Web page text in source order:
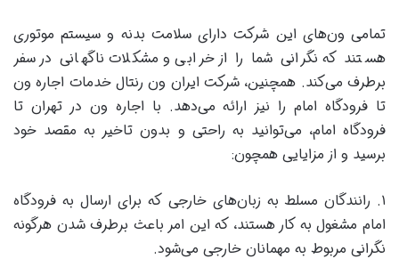
تمامی ون‌های این شرکت دارای سلامت بدنه و سیستم موتوری
هستند که نگرانی شما را از خرابی و مشکلات ناگهانی در سفر
برطرف می‌کند. همچنین، شرکت ایران ون رنتال خدمات اجاره ون
تا فرودگاه امام را نیز ارائه می‌دهد. با اجاره ون در تهران تا
فرودگاه امام، می‌توانید به راحتی و بدون تاخیر به مقصد خود
برسید و از مزایایی همچون:
۱. رانندگان مسلط به زبان‌های خارجی که برای ارسال به فرودگاه
امام مشغول به کار هستند، که این امر باعث برطرف شدن هرگونه
نگرانی مربوط به مهمانان خارجی می‌شود.